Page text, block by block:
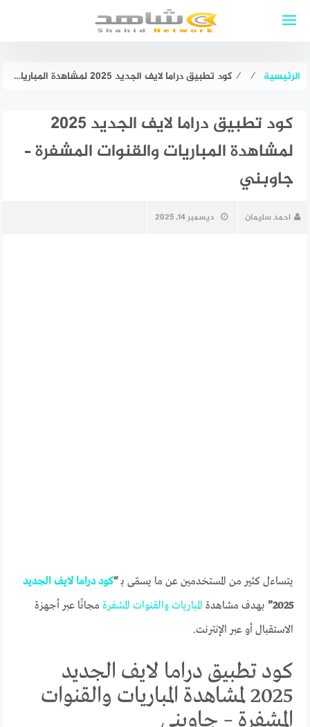
الرئيسية ⁄
⁄ كود تطبيق دراما لايف الجديد 2025 لمشاهدة المباريات والقنوات المشفرة – جاوبني
كود تطبيق دراما لايف الجديد 2025
لمشاهدة المباريات والقنوات المشفرة –
جاوبني
احمد سليمان ديسمبر 14, 2025
يتساءل كثير من المستخدمين عن ما يسمّى بـ“كود دراما لايف الجديد
2025” بهدف مشاهدة المباريات والقنوات المشفرة مجانًا عبر أجهزة
الاستقبال أو عبر الإنترنت.
كود تطبيق دراما لايف الجديد
2025 لمشاهدة المباريات والقنوات
المشفرة – جاوبني